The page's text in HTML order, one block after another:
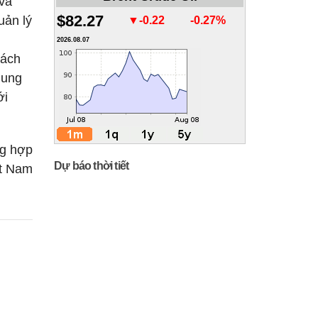
lý
hợp
Nam
$82.27 ▼-0.22 -0.27%
2026.08.07
Dự báo thời tiết